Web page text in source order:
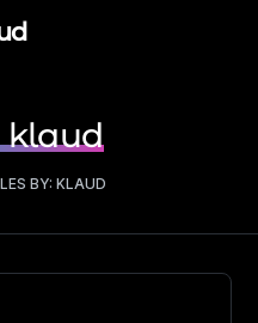
klaud
BY: KLAUD